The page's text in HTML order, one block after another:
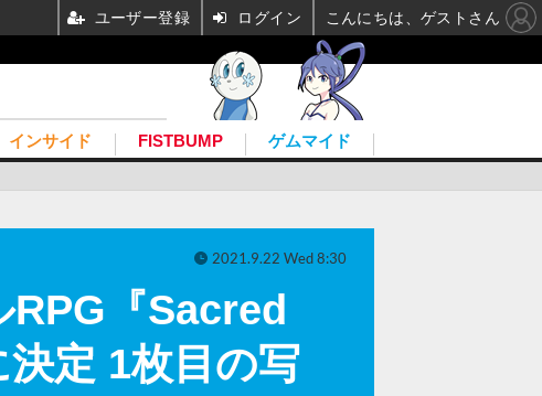
インサイド FISTBUMP ゲムマイド
『Sacred
定 1枚目の写
2021.9.22 Wed 8:30
ユーザー登録 ログイン こんにちは、ゲストさん